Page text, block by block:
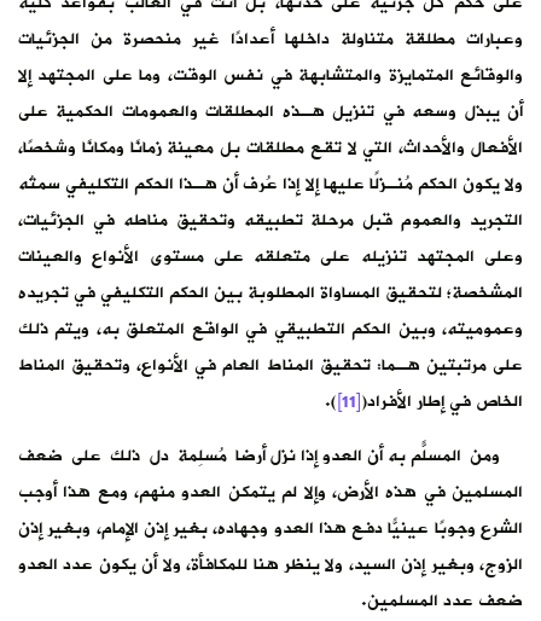
وعبارات مطلقة متناولة داخلها أعدادًا غير منحصرة من الجزئيات
والوقائع المتمايزة والمتشابهة في نفس الوقت، وما على المجتهد إلا
أن يبذل وسعه في تنزيل هـذه المطلقات والعمومات الحكمية على
الأفعال والأحداث، التي لا تقع مطلقات بل معينة زمانًا ومكانًا وشخصًا،
ولا يكون الحكم مُنـزلًا عليها إلا إذا عُرف أن هـذا الحكم التكليفي سمتُه
التجريد والعموم قبل مرحلة تطبيقه وتحقيق مناطه في الجزئيات،
وعلى المجتهد تنزيله على متعلقه على مستوى الأنواع والعينات
المشخصة؛ لتحقيق المساواة المطلوبة بين الحكم التكليفي في تجريده
وعموميته، وبين الحكم التطبيقي في الواقع المتعلق به، ويتم ذلك
على مرتبتين هـما: تحقيق المناط العام في الأنواع، وتحقيق المناط
الخاص في إطار الأفراد([11]
).
ومن المسلّم به أن العدو إذا نزل أرضًا مُسلِمة دل ذلك على ضعف
المسلمين في هذه الأرض، وإلا لم يتمكن العدو منهم، ومع هذا أوجب
الشرع وجوبًا عينيًّا دفع هذا العدو وجهاده، بغير إذن الإمام، وبغير إذن
الزوج، وبغير إذن السيد، ولا ينظر هنا للمكافأة، ولا أن يكون عدد العدو
ضعف عدد المسلمين.